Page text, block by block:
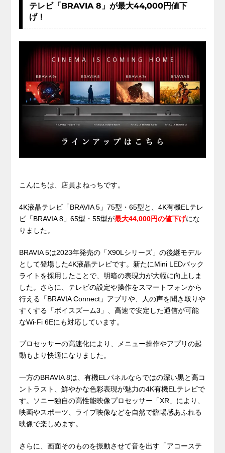
テレビ「BRAVIA 8」が最大44,000円値下
げ！
こんにちは、店員よねっちです。
4K液晶テレビ「BRAVIA 5」75型・65型と、4K有機ELテレ
ビ「BRAVIA 8」65型・55型が最大44,000円の値下げにな
りました。
BRAVIA 5は2023年発売の「X90Lシリーズ」の後継モデル
として登場した4K液晶テレビです。新たにMini LEDバック
ライトを採用したことで、明暗の表現力が大幅に向上しま
した。さらに、テレビの設定や操作をスマートフォンから
行える「BRAVIA Connect」アプリや、人の声を聞き取りや
すくする「ボイスズーム3」、高速で安定した通信が可能
なWi-Fi 6Eにも対応しています。
プロセッサーの高速化により、メニュー操作やアプリの起
動もより快適になりました。
一方のBRAVIA 8は、有機ELパネルならではの深い黒と高コ
ントラスト、鮮やかな色彩表現が魅力の4K有機ELテレビで
す。ソニー独自の高性能映像プロセッサー「XR」により、
映画やスポーツ、ライブ映像などを自然で臨場感あふれる
映像で楽しめます。
さらに、画面そのものを振動させて音を出す「アコーステ